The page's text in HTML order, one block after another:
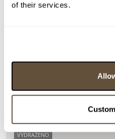
of their services.
> Zobrazit detail položky a
VYDRAŽENO